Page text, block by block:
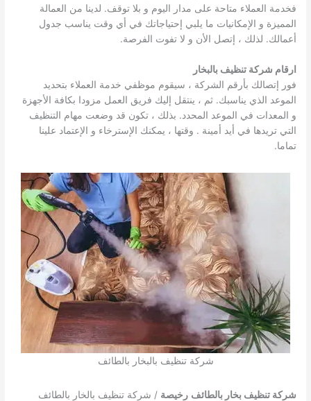
فخدمة العملاء متاحة على مدار اليوم و بلا توقف. لدينا من العمالة
المميزة و الإمكانيات ما يلبي إحتياجاتك في أي وقت يناسب جدول
أعمالك. لذلك ، إتصل الأن و لا تفوت الفرصة.
ارقام شركة تنظيف بالبخار
فور إتصالك بأرقم الشركة ، سيقوم موظفي خدمة العملاء بتحديد
الموعد الذي يناسبك. ثم ، ينتقل إليك فريق العمل مزودا بكافة الأجهزة
و المعدات في الموعد المحدد. بذلك ، تكون قد وضعت مهام التنظيف
التي تريدها في أيد أمينة . وقتها ، يمكنك الإسترخاء و الإعتماد علينا
تماما.
شركة تنظيف بالبخار بالطائف
شركة تنظيف بخار بالطائف رخيصة / شركة تنظيف بالخار بالطائف